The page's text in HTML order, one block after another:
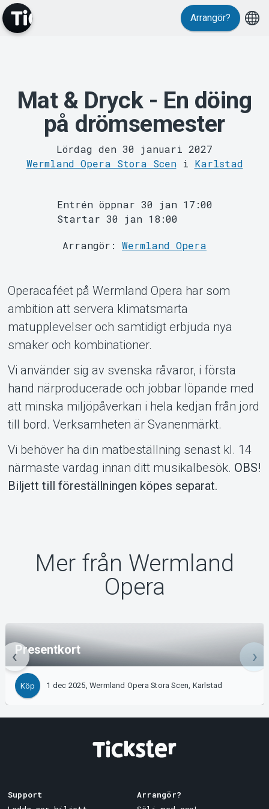
MyTickster
Support
Om Tickster
Arrangör?
Mat & Dryck - En döing
på drömsemester
Lördag den 30 januari 2027
Wermland Opera Stora Sceni Karlstad
Entrén öppnar 30 jan 17:00
Startar 30 jan 18:00
Arrangör: Wermland Opera
Operacaféet på Wermland Opera har som
ambition att servera klimatsmarta
matupplevelser och samtidigt erbjuda nya
smaker och kombinationer.
Vi använder sig av svenska råvaror, i första
hand närproducerade och jobbar löpande med
att minska miljöpåverkan i hela kedjan från jord
till bord. Verksamheten är Svanenmärkt.
Vi behöver ha din matbeställning senast kl. 14
närmaste vardag innan ditt musikalbesök. OBS!
Biljett till föreställningen köpes separat.
Mer från Wermland
Opera
Presentkort
Köp 1 dec 2025, Wermland Opera Stora Scen, Karlstad
Support
Arrangör?